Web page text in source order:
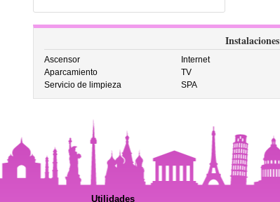
Instalaciones
Ascensor Internet
Aparcamiento
TV
Servicio de limpieza
SPA
Utilidades